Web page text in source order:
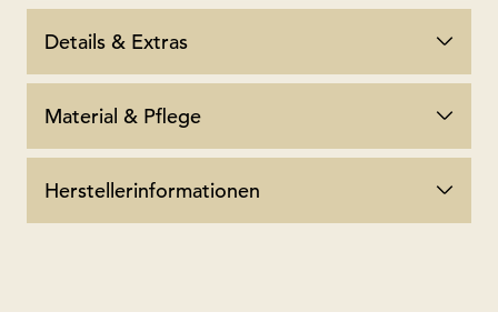
Details & Extras
Material & Pflege
Herstellerinformationen